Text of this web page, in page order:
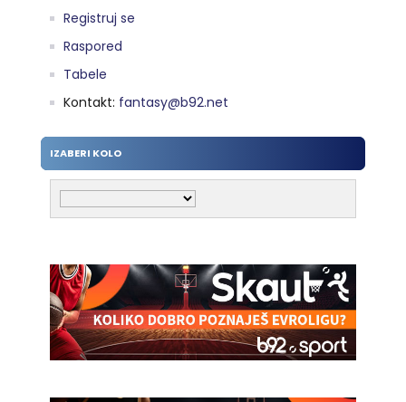
Registruj se
Raspored
Tabele
Kontakt: fantasy@b92.net
IZABERI KOLO